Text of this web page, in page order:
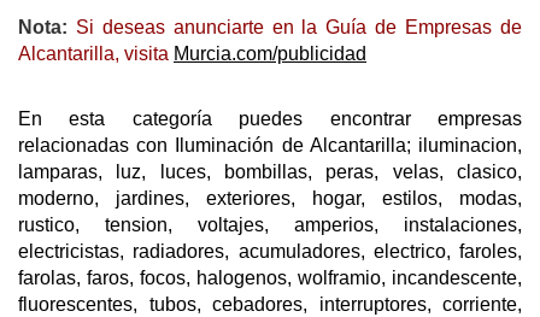
Nota: Si deseas anunciarte en la Guía de Empresas de
Alcantarilla, visita Murcia.com/publicidad
En esta categoría puedes encontrar empresas
relacionadas con Iluminación de Alcantarilla; iluminacion,
lamparas, luz, luces, bombillas, peras, velas, clasico,
moderno, jardines, exteriores, hogar, estilos, modas,
rustico, tension, voltajes, amperios, instalaciones,
electricistas, radiadores, acumuladores, electrico, faroles,
farolas, faros, focos, halogenos, wolframio, incandescente,
fluorescentes, tubos, cebadores, interruptores, corriente,